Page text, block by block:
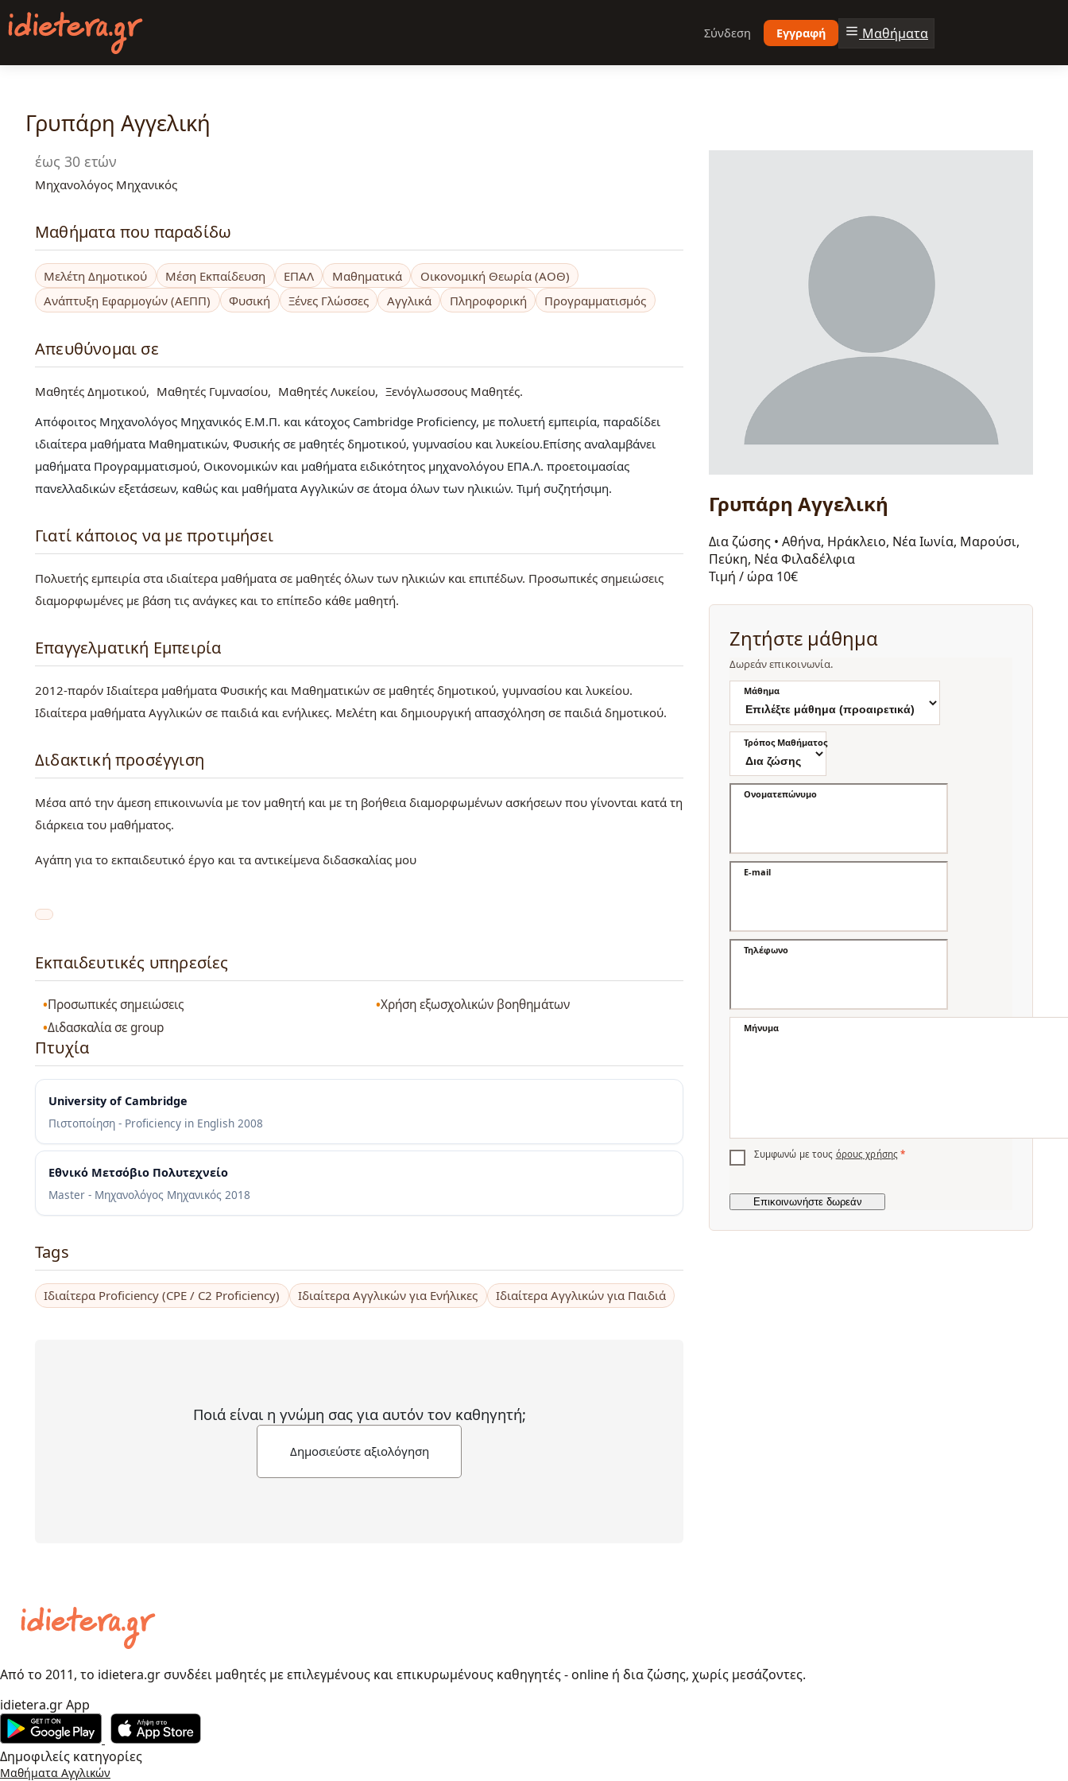
Παράκαμψη
προς
κυρίως
Σύνδεση Εγγραφή Μαθήματα
Γρυπάρη Αγγελική
έως 30 ετών
Μηχανολόγος Μηχανικός
Μαθήματα που παραδίδω
Μελέτη Δημοτικού Μέση Εκπαίδευση ΕΠΑΛ Μαθηματικά
Οικονομική Θεωρία (ΑΟΘ)
Ανάπτυξη Εφαρμογών (ΑΕΠΠ)
Φυσική Ξένες Γλώσσες Αγγλικά Πληροφορική Προγραμματισμός
Απευθύνομαι σε
Μαθητές Δημοτικού Μαθητές Γυμνασίου Μαθητές Λυκείου
Ξενόγλωσσους Μαθητές
Απόφοιτος Μηχανολόγος Μηχανικός Ε.Μ.Π. και κάτοχος Cambridge Proficiency, με πολυετή εμπειρία, παραδίδει
ιδιαίτερα μαθήματα Μαθηματικών, Φυσικής σε μαθητές δημοτικού, γυμνασίου και λυκείου.Επίσης αναλαμβάνει
μαθήματα Προγραμματισμού, Οικονομικών και μαθήματα ειδικότητος μηχανολόγου ΕΠΑ.Λ. προετοιμασίας
πανελλαδικών εξετάσεων, καθώς και μαθήματα Αγγλικών σε άτομα όλων των ηλικιών. Τιμή συζητήσιμη.
Γιατί κάποιος να με προτιμήσει
Πολυετής εμπειρία στα ιδιαίτερα μαθήματα σε μαθητές όλων των ηλικιών και επιπέδων. Προσωπικές σημειώσεις
διαμορφωμένες με βάση τις ανάγκες και το επίπεδο κάθε μαθητή.
Επαγγελματική Εμπειρία
2012-παρόν Ιδιαίτερα μαθήματα Φυσικής και Μαθηματικών σε μαθητές δημοτικού, γυμνασίου και λυκείου.
Ιδιαίτερα μαθήματα Αγγλικών σε παιδιά και ενήλικες. Μελέτη και δημιουργική απασχόληση σε παιδιά δημοτικού.
Διδακτική προσέγγιση
Μέσα από την άμεση επικοινωνία με τον μαθητή και με τη βοήθεια διαμορφωμένων ασκήσεων που γίνονται κατά τη
διάρκεια του μαθήματος.
Αγάπη για το εκπαιδευτικό έργο και τα αντικείμενα διδασκαλίας μου
Εκπαιδευτικές υπηρεσίες
Προσωπικές σημειώσεις
Χρήση εξωσχολικών βοηθημάτων
Διδασκαλία σε group
Πτυχία
University of Cambridge
Πιστοποίηση - Proficiency in English 2008
Εθνικό Μετσόβιο Πολυτεχνείο
Master - Μηχανολόγος Μηχανικός 2018
Tags
Ιδιαίτερα Proficiency (CPE / C2 Proficiency) Ιδιαίτερα Αγγλικών για Ενήλικες Ιδιαίτερα Αγγλικών για Παιδιά
Ποιά είναι η γνώμη σας για αυτόν τον καθηγητή;
Δημοσιεύστε αξιολόγηση
Γρυπάρη Αγγελική
Δια ζώσης • Αθήνα, Ηράκλειο, Νέα Ιωνία, Μαρούσι,
Πεύκη, Νέα Φιλαδέλφια
Τιμή / ώρα 10€
Ζητήστε μάθημα
Δωρεάν επικοινωνία.
Μάθημα
Τρόπος Μαθήματος
Ονοματεπώνυμο
E-mail
Τηλέφωνο
Μήνυμα
Συμφωνώ με τους όρους χρήσης *
Από το 2011, το idietera.gr συνδέει μαθητές με επιλεγμένους και επικυρωμένους καθηγητές - online ή δια ζώσης, χωρίς μεσάζοντες.
idietera.gr App
Δημοφιλείς κατηγορίες
Μαθήματα Αγγλικών